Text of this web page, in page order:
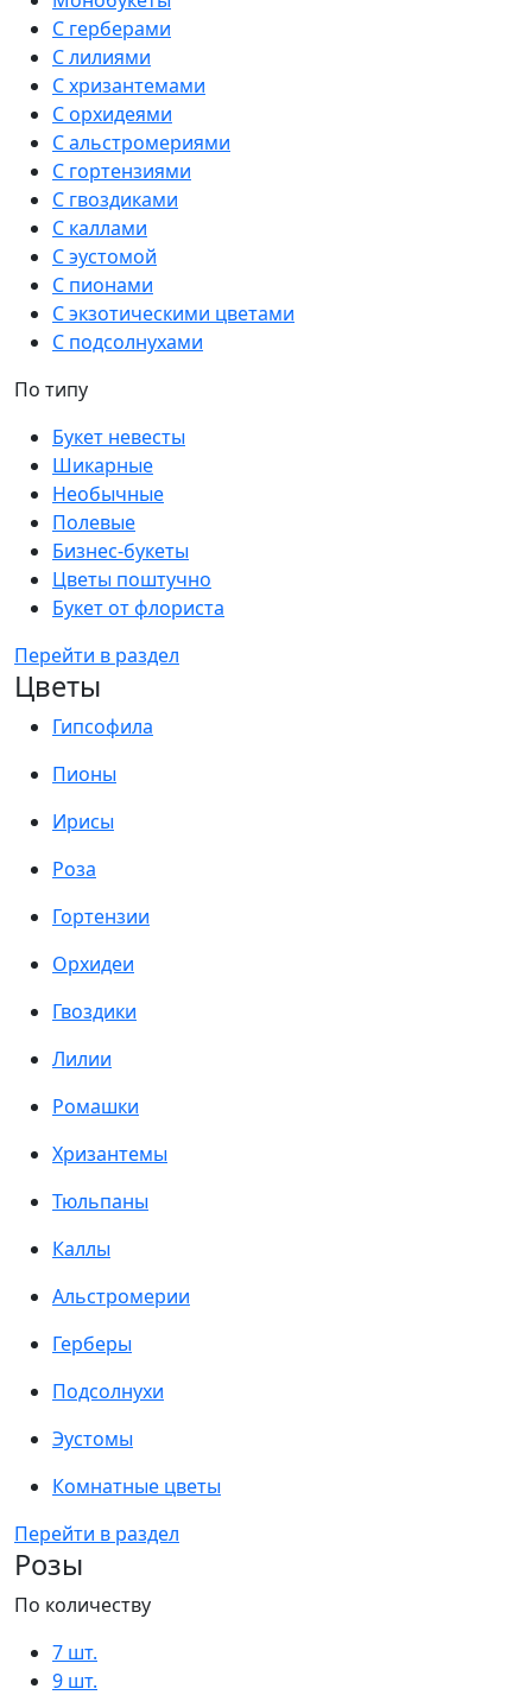
С герберами
С лилиями
С хризантемами
С орхидеями
С альстромериями
С гортензиями
С гвоздиками
С каллами
С эустомой
С пионами
С экзотическими цветами
С подсолнухами
По типу
Букет невесты
Шикарные
Необычные
Полевые
Бизнес-букеты
Цветы поштучно
Букет от флориста
Перейти в раздел
Цветы
Гипсофила
Пионы
Ирисы
Роза
Гортензии
Орхидеи
Гвоздики
Лилии
Ромашки
Хризантемы
Тюльпаны
Каллы
Альстромерии
Герберы
Подсолнухи
Эустомы
Комнатные цветы
Перейти в раздел
Розы
По количеству
7 шт.
9 шт.